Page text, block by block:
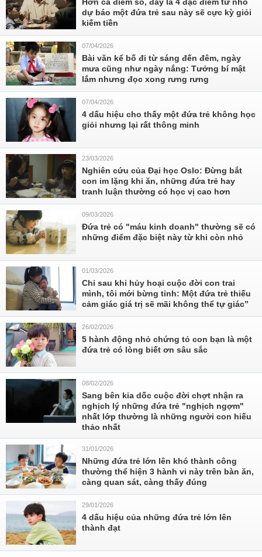
dự báo một đứa trẻ sau này sẽ cực kỳ giỏi
kiếm tiền
07/04/2026
Bài văn kể bố đi từ sáng đến đêm, ngày
mưa cũng như ngày nắng: Tưởng bí mật
lắm nhưng đọc xong rưng rưng
07/04/2026
4 dấu hiệu cho thấy một đứa trẻ không học
giỏi nhưng lại rất thông minh
23/03/2026
Nghiên cứu của Đại học Oslo: Đừng bắt
con im lặng khi ăn, những đứa trẻ hay
tranh luận thường có học vị cao hơn
09/03/2026
Đứa trẻ có "máu kinh doanh" thường sẽ có
những điểm đặc biệt này từ khi còn nhỏ
01/03/2026
Chỉ sau khi hủy hoại cuộc đời con trai
mình, tôi mới bừng tỉnh: Một đứa trẻ thiếu
cảm giác giá trị sẽ mãi không thể tự giác”
26/02/2026
5 hành động nhỏ chứng tỏ con bạn là một
đứa trẻ có lòng biết ơn sâu sắc
08/02/2026
Sang bên kia dốc cuộc đời chợt nhận ra
nghịch lý những đứa trẻ "nghịch ngợm"
nhất lớp thường là những người con hiếu
thảo nhất
31/01/2026
Những đứa trẻ lớn lên khó thành công
thường thể hiện 3 hành vi này trên bàn ăn,
càng quan sát, càng thấy đúng
29/01/2026
4 dấu hiệu của những đứa trẻ lớn lên
thành đạt